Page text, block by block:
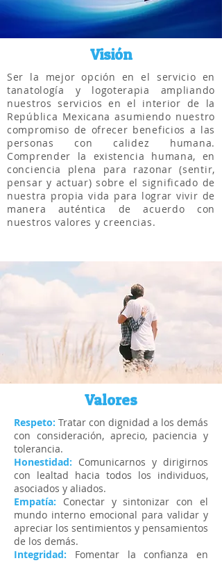
Visión
Ser la mejor opción en el servicio en
tanatología y logoterapia ampliando
nuestros servicios en el interior de la
República Mexicana asumiendo nuestro
compromiso de ofrecer beneficios a las
personas con calidez humana.
Comprender la existencia humana, en
conciencia plena para razonar (sentir,
pensar y actuar) sobre el significado de
nuestra propia vida para lograr vivir de
manera auténtica de acuerdo con
nuestros valores y creencias.
Valores
Respeto: Tratar con dignidad a los demás
con consideración, aprecio, paciencia y
tolerancia.
Honestidad: Comunicarnos y dirigirnos
con lealtad hacia todos los individuos,
asociados y aliados.
Empatía: Conectar y sintonizar con el
mundo interno emocional para validar y
apreciar los sentimientos y pensamientos
de los demás.
Integridad: Fomentar la confianza en